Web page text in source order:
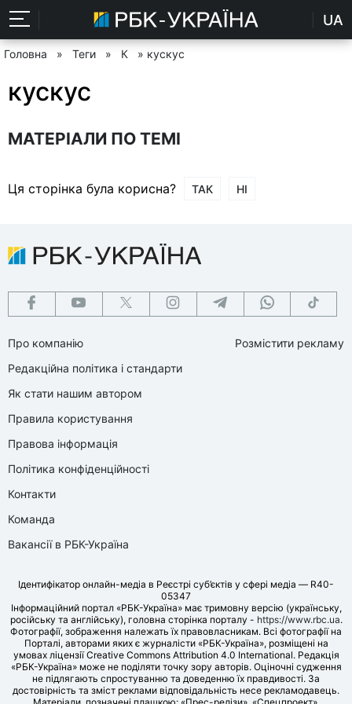
UA
Головна » Теги » К » кускус
кускус
МАТЕРІАЛИ ПО ТЕМІ
Ця сторінка була корисна? ТАК НІ
Про компанію
Редакційна політика і стандарти
Як стати нашим автором
Правила користування
Правова інформація
Політика конфіденційності
Контакти
Команда
Вакансії в РБК-Україна
Розмістити рекламу
Ідентифікатор онлайн-медіа в Реєстрі суб’єктів у сфері медіа — R40-
05347
Інформаційний портал «РБК-Україна» має тримовну версію (українську,
російську та англійську), головна сторінка порталу - https://www.rbc.ua.
Фотографії, зображення належать їх правовласникам. Всі фотографії на
Порталі, авторами яких є журналісти «РБК-Україна», розміщені на
умовах ліцензії Creative Commons Attribution 4.0 International. Редакція
«РБК-Україна» може не поділяти точку зору авторів. Оціночні судження
не підлягають спростуванню та доведенню їх правдивості. За
достовірність та зміст реклами відповідальність несе рекламодавець.